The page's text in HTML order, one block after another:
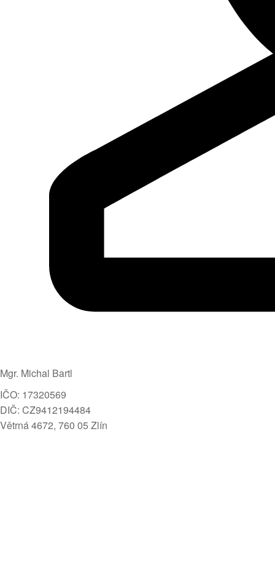
Mgr. Michal Bartl
IČO: 17320569
DIČ: CZ9412194484
Větrná 4672, 760 05 Zlín